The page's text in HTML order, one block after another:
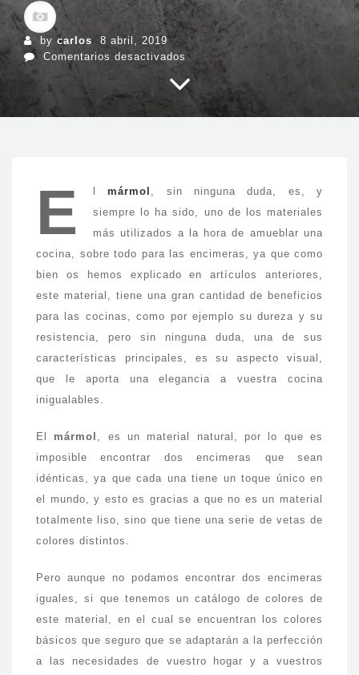
by carlos
8 abril, 2019
Comentarios desactivados en
Los
principales
colores
del
E lmármol , sin ninguna duda, es, y
siempre lo ha sido, uno de los materiales
más utilizados a la hora de amueblar una
cocina, sobre todo para las encimeras, ya que como
bien os hemos explicado en artículos anteriores,
este material, tiene una gran cantidad de beneficios
para las cocinas, como por ejemplo su dureza y su
resistencia, pero sin ninguna duda, una de sus
características principales, es su aspecto visual,
que le aporta una elegancia a vuestra cocina
inigualables.
El mármol , es un material natural, por lo que es
imposible encontrar dos encimeras que sean
idénticas, ya que cada una tiene un toque único en
el mundo, y esto es gracias a que no es un material
totalmente liso, sino que tiene una serie de vetas de
colores distintos.
Pero aunque no podamos encontrar dos encimeras
iguales, si que tenemos un catálogo de colores de
este material, en el cual se encuentran los colores
básicos que seguro que se adaptarán a la perfección
a las necesidades de vuestro hogar y a vuestros